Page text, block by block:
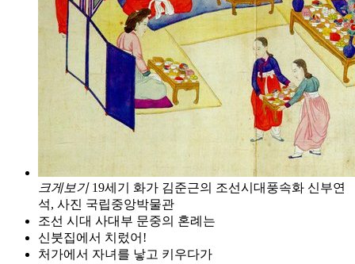
크게보기 19세기 화가 김준근의 조선시대풍속화 신부연
석, 사진 국립중앙박물관
조선 시대 사대부 문중의 혼례는
신붓집에서 치렀어!
처가에서 자녀를 낳고 키우다가